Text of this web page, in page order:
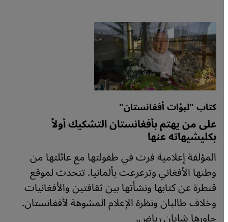
كتاب "لبؤات أفغانستان"
على من يهتم بأفغانستان التشكيك أولاً
بكليشيهاته عنها
المؤلفة إعلامية فرت في طفولتها مع عائلتها من
وطنها الأفغاني وترعرعت بألمانيا. تتحدث لموقع
قنطرة عن كتابها ونشأتها بين ثقافتين والأفغانيات
وخلاف طالبان ونظرة الإعلام المشوهة لأفغانستان.